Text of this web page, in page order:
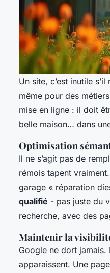
Un site, c’est inutile
même pour des
mise en ligne : il doit
belle maison… dans
Optimisation
Il ne s’agit pas de
rémois tapent
garage « réparation
qualifié - pas juste du
recherche, avec des
Maintenir la
Google ne dort jamais.
apparaissent. Une